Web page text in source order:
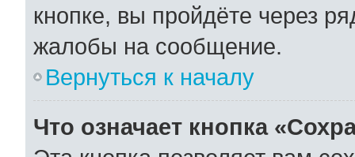
кнопке, вы пройдёте через
жалобы на сообщение.
Вернуться к началу
Что означает кнопка